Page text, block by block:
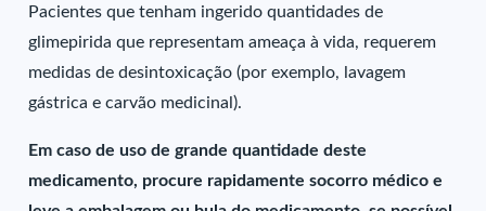
Pacientes que tenham ingerido quantidades de
glimepirida que representam ameaça à vida, requerem
medidas de desintoxicação (por exemplo, lavagem
gástrica e carvão medicinal).
Em caso de uso de grande quantidade deste
medicamento, procure rapidamente socorro médico e